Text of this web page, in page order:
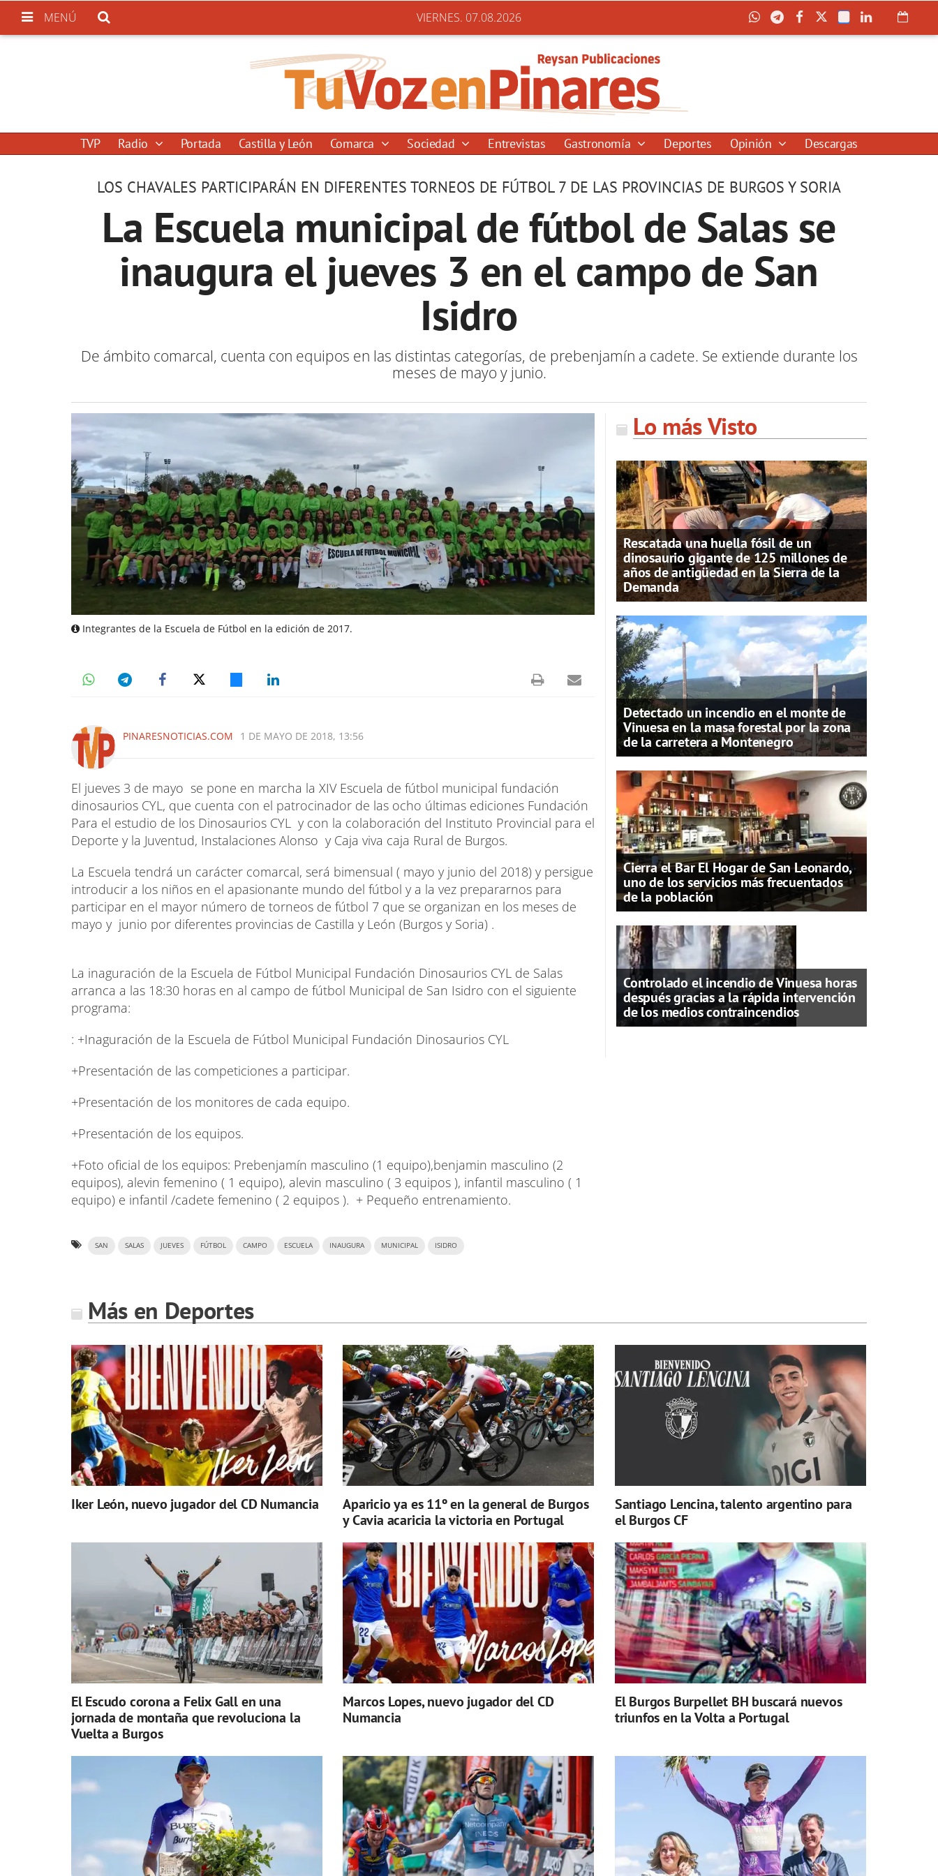
MENÚ VIERNES. 07.08.2026
TVP Radio Portada Castilla y León Comarca Sociedad Entrevistas Gastronomía Deportes Opinión Descargas
LOS CHAVALES PARTICIPARÁN EN DIFERENTES TORNEOS DE FÚTBOL 7 DE LAS PROVINCIAS DE BURGOS Y SORIA
La Escuela municipal de fútbol de Salas se
inaugura el jueves 3 en el campo de San
Isidro
De ámbito comarcal, cuenta con equipos en las distintas categorías, de prebenjamín a cadete. Se extiende durante los
meses de mayo y junio.
Integrantes de la Escuela de Fútbol en la edición de 2017.
PINARESNOTICIAS.COM 1 DE MAYO DE 2018, 13:56
El jueves 3 de mayo se pone en marcha la XIV Escuela de fútbol municipal fundación
dinosaurios CYL, que cuenta con el patrocinador de las ocho últimas ediciones Fundación
Para el estudio de los Dinosaurios CYL y con la colaboración del Instituto Provincial para el
Deporte y la Juventud, Instalaciones Alonso y Caja viva caja Rural de Burgos.
La Escuela tendrá un carácter comarcal, será bimensual ( mayo y junio del 2018) y persigue
introducir a los niños en el apasionante mundo del fútbol y a la vez prepararnos para
participar en el mayor número de torneos de fútbol 7 que se organizan en los meses de
mayo y junio por diferentes provincias de Castilla y León (Burgos y Soria) .
La inaguración de la Escuela de Fútbol Municipal Fundación Dinosaurios CYL de Salas
arranca a las 18:30 horas en al campo de fútbol Municipal de San Isidro con el siguiente
programa:
: +Inaguración de la Escuela de Fútbol Municipal Fundación Dinosaurios CYL
+Presentación de las competiciones a participar.
+Presentación de los monitores de cada equipo.
+Presentación de los equipos.
+Foto oficial de los equipos: Prebenjamín masculino (1 equipo),benjamin masculino (2
equipos), alevin femenino ( 1 equipo), alevin masculino ( 3 equipos ), infantil masculino ( 1
equipo) e infantil /cadete femenino ( 2 equipos ). + Pequeño entrenamiento.
SAN SALAS JUEVES FÚTBOL CAMPO ESCUELA INAUGURA MUNICIPAL ISIDRO
Lo más Visto
Rescatada una huella fósil de un
dinosaurio gigante de 125 millones de
años de antigüedad en la Sierra de la
Demanda
Detectado un incendio en el monte de
Vinuesa en la masa forestal por la zona
de la carretera a Montenegro
Cierra el Bar El Hogar de San Leonardo,
uno de los servicios más frecuentados
de la población
Controlado el incendio de Vinuesa horas
después gracias a la rápida intervención
de los medios contraincendios
Más en Deportes
Iker León, nuevo jugador del CD Numancia
Aparicio ya es 11º en la general de Burgos
y Cavia acaricia la victoria en Portugal
Santiago Lencina, talento argentino para
el Burgos CF
El Escudo corona a Felix Gall en una
jornada de montaña que revoluciona la
Vuelta a Burgos
Marcos Lopes, nuevo jugador del CD
Numancia
El Burgos Burpellet BH buscará nuevos
triunfos en la Volta a Portugal